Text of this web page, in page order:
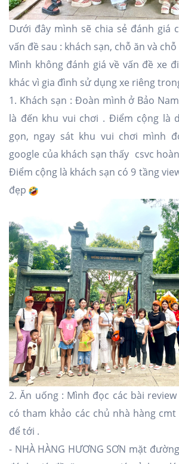
Dưới đây mình sẽ chia sẻ đánh giá
vấn đề sau : khách sạn, chỗ ăn và
Mình không đánh giá về vấn đề xe
khác vì gia đình sử dụng xe riêng
1. Khách sạn : Đoàn mình ở Bảo
là đến khu vui chơi . Điểm cộng là
gọn, ngay sát khu vui chơi mình
google của khách sạn thấy csvc
Điểm cộng là khách sạn có 9 tầng
đẹp
2. Ăn uống : Mình đọc các bài
có tham khảo các chủ nhà hàng
để tới .
- NHÀ HÀNG HƯƠNG SƠN mặt